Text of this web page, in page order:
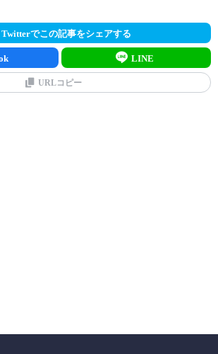
Twitterでこの記事をシェアする
LINE
URLコピー